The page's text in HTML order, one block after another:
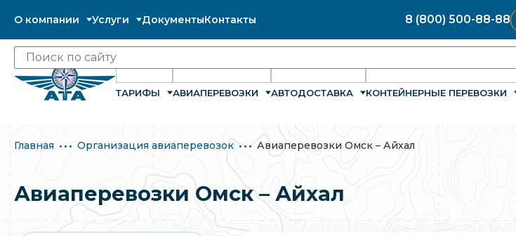
О компании Услуги ДокументыКонтакты 8 (800) 500-88-88
ТАРИФЫ АВИАПЕРЕВОЗКИ АВТОДОСТАВКА КОНТЕЙНЕРНЫЕ ПЕРЕВОЗКИ
Главная Организация авиаперевозок Авиаперевозки Омск – Айхал
Авиаперевозки Омск – Айхал